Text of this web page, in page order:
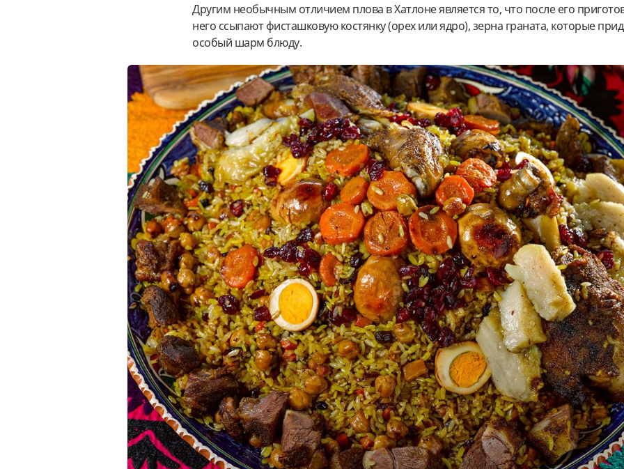
Другим необычным отличием плова в Хатлоне является то, что после его
него ссыпают фисташковую костянку (орех или ядро), зерна граната, которые
особый шарм блюду.